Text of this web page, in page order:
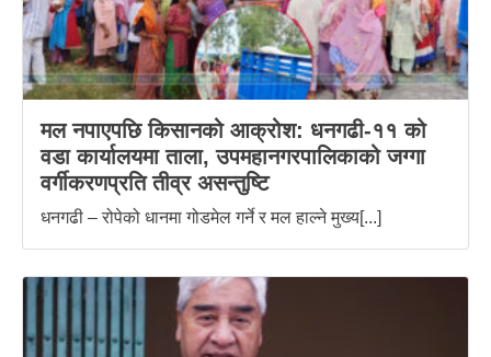
मल नपाएपछि किसानको आक्रोश: धनगढी-११ को
वडा कार्यालयमा ताला, उपमहानगरपालिकाको जग्गा
वर्गीकरणप्रति तीव्र असन्तुष्टि
धनगढी – रोपेको धानमा गोडमेल गर्ने र मल हाल्ने मुख्य[...]